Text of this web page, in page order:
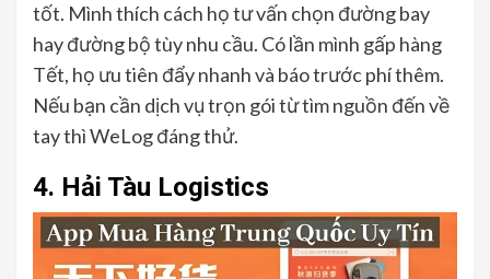
tốt. Mình thích cách họ tư vấn chọn đường bay
hay đường bộ tùy nhu cầu. Có lần mình gấp hàng
Tết, họ ưu tiên đẩy nhanh và báo trước phí thêm.
Nếu bạn cần dịch vụ trọn gói từ tìm nguồn đến về
tay thì WeLog đáng thử.
4. Hải Tàu Logistics